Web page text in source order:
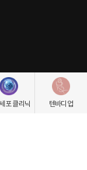
장전 비급여항목
포 클리닉 텐바디업